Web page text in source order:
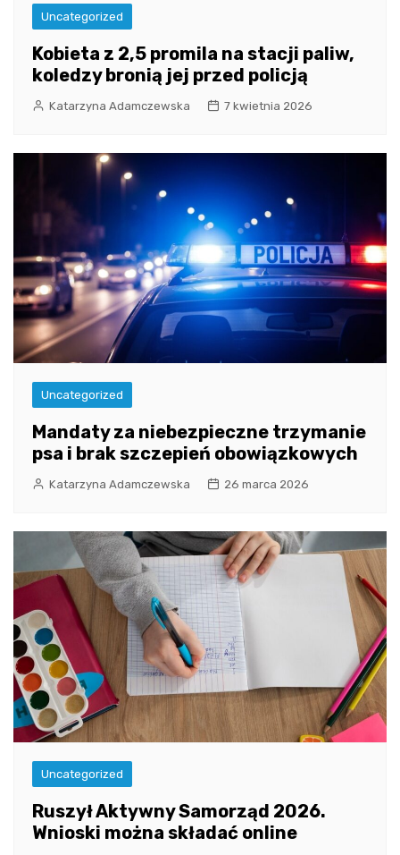
Uncategorized
Kobieta z 2,5 promila na stacji paliw,
koledzy bronią jej przed policją
Katarzyna Adamczewska 7 kwietnia 2026
Uncategorized
Mandaty za niebezpieczne trzymanie
psa i brak szczepień obowiązkowych
Katarzyna Adamczewska 26 marca 2026
Uncategorized
Ruszył Aktywny Samorząd 2026.
Wnioski można składać online